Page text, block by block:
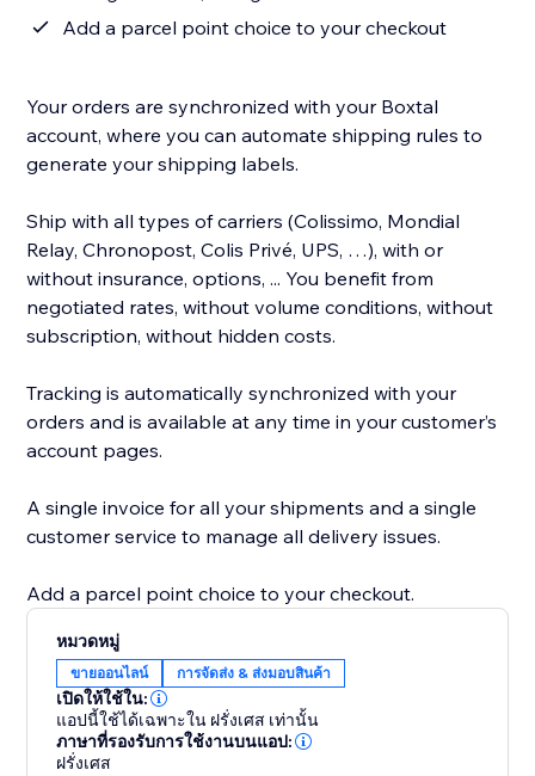
Add a parcel point choice to your checkout
Your orders are synchronized with your Boxtal
account, where you can automate shipping rules to
generate your shipping labels.
Ship with all types of carriers (Colissimo, Mondial
Relay, Chronopost, Colis Privé, UPS, …), with or
without insurance, options, ... You benefit from
negotiated rates, without volume conditions, without
subscription, without hidden costs.
Tracking is automatically synchronized with your
orders and is available at any time in your customer’s
account pages.
A single invoice for all your shipments and a single
customer service to manage all delivery issues.
Add a parcel point choice to your checkout.
หมวดหมู่
ขายออนไลน์ การจัดส่ง & ส่งมอบสินค้า
เปิดให้ใช้ใน:
แอปนี้ใช้ได้เฉพาะใน ฝรั่งเศส เท่านั้น
ภาษาที่รองรับการใช้งานบนแอป:
ฝรั่งเศส